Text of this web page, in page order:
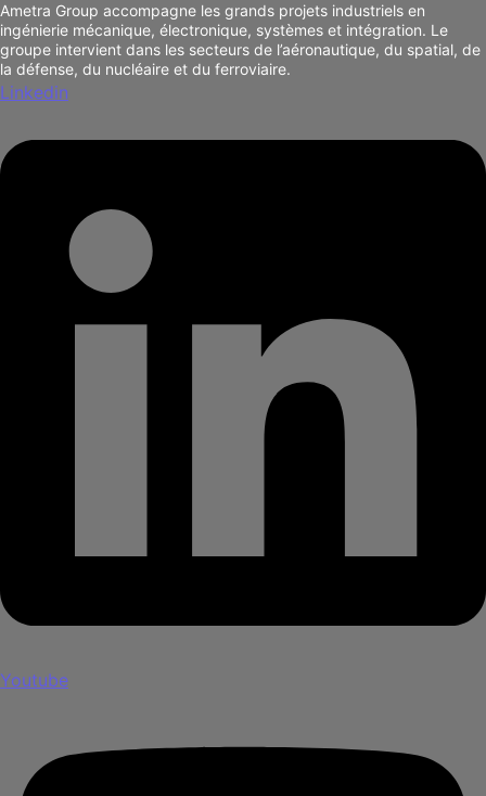
Ametra Group accompagne les grands projets industriels en
ingénierie mécanique, électronique, systèmes et intégration. Le
groupe intervient dans les secteurs de l’aéronautique, du spatial, de
la défense, du nucléaire et du ferroviaire.
Linkedin
Youtube